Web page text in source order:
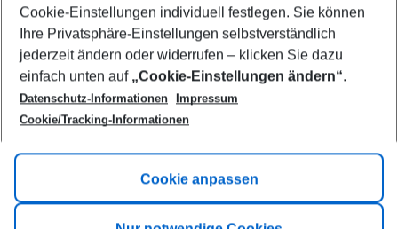
Footer
Footer navigation
Title A
Link A
Cookie-Einstellungen individuell festlegen. Sie können
Ihre Privatsphäre-Einstellungen selbstverständlich
jederzeit ändern oder widerrufen – klicken Sie dazu
einfach unten auf „Cookie-Einstellungen ändern“.
Datenschutz-Informationen
Impressum
Cookie/Tracking-Informationen
Cookie anpassen